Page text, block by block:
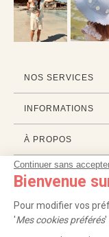
Continuer sans
Bienvenue
Pour modifier vos
'Mes cookies préférés'
NOS SERVICES
INFORMATIONS
À PROPOS
PROFESSIONNELS
LISTES CADEAUX